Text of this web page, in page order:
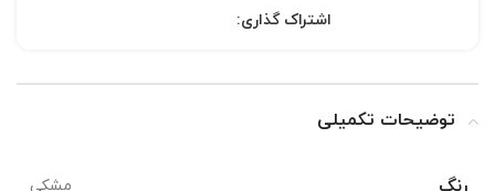
اشتراک گذاری:
توضیحات تکمیلی
مشکی